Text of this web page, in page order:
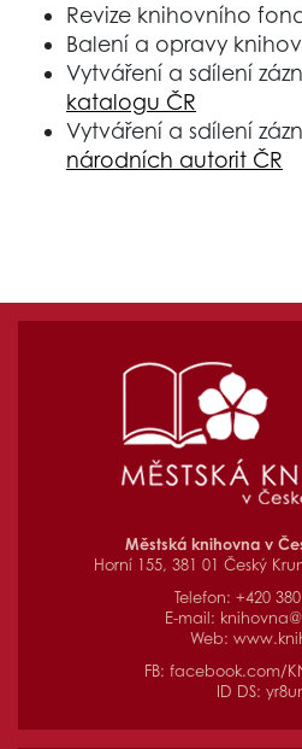
Revize knihovního
Balení a opravy
Vytváření a sdílení
katalogu ČR
Vytváření a sdílení
národních autorit ČR
Městská knihovna v
Horní 155, 381 01 Český
Telefon: +420
E-mail:
Web:
FB: facebook.com/
ID DS: